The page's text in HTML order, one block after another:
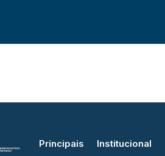
Principais Institucional